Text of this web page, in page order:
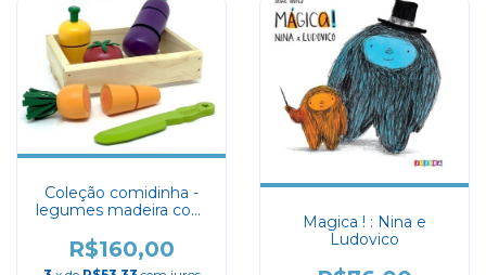
Coleção comidinha -
legumes madeira com
R$160,00
Magica ! : Nina e
Ludovico